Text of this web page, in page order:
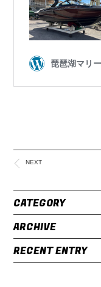
NEXT
CATEGORY
ARCHIVE
RECENT ENTRY